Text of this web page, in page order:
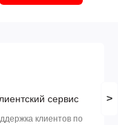
сервис
клиентов по
>